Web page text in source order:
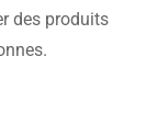
des produits